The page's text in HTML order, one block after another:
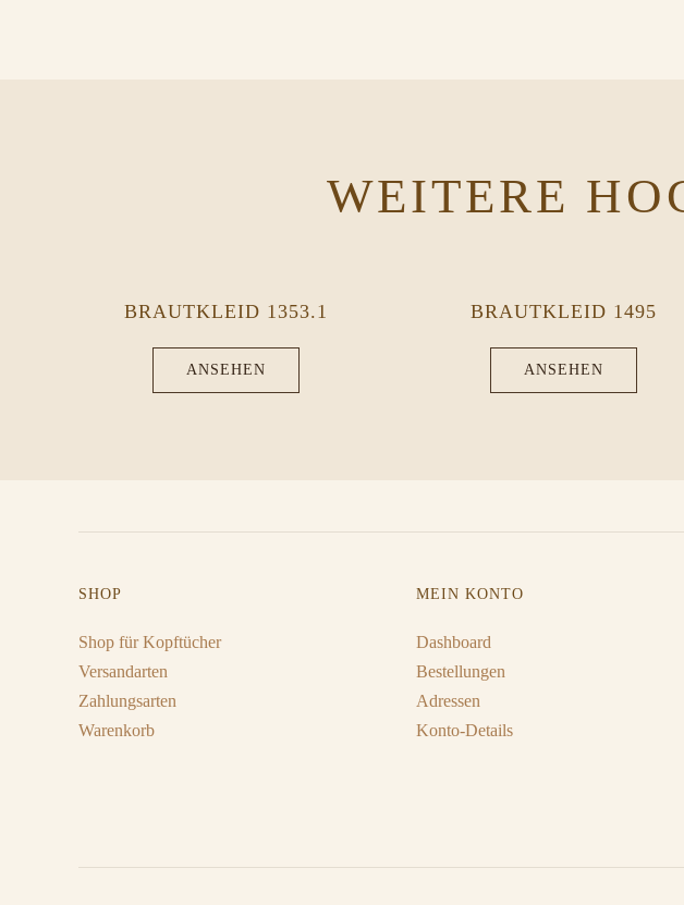
WEITERE
BRAUTKLEID 1353.1
ANSEHEN
BRAUTKLEID 1495
ANSEHEN
SHOP
Shop für Kopftücher
Versandarten
Zahlungsarten
Warenkorb
MEIN KONTO
Dashboard
Bestellungen
Adressen
Konto-Details